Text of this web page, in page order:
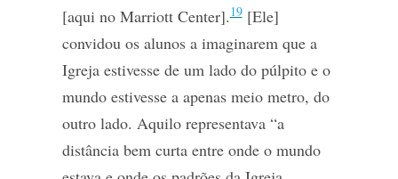
[aqui no Marriott Center].19[Ele]
convidou os alunos a imaginarem que a
Igreja estivesse de um lado do púlpito e o
mundo estivesse a apenas meio metro, do
outro lado. Aquilo representava “a
distância bem curta entre onde o mundo